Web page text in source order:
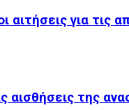
για τις
αισθήσεις της